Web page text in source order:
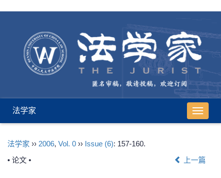
导
航
法学家
法学家 ›› 2006, Vol. 0 ›› Issue (6): 157-160.
• 论文 •
上一篇